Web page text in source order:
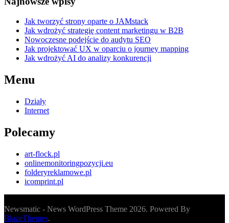
Jak tworzyć strony oparte o JAMstack
Jak wdrożyć strategię content marketingu w B2B
Nowoczesne podejście do audytu SEO
Jak projektować UX w oparciu o journey mapping
Jak wdrożyć AI do analizy konkurencji
Menu
Działy
Internet
Polecamy
art-flock.pl
onlinemonitoringpozycji.eu
folderyreklamowe.pl
icomprint.pl
Newsmatic - News WordPress Theme 2026. Powered By
BlazeThemes.